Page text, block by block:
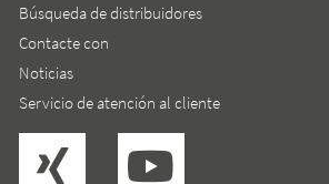
Búsqueda de distribuidores
Contacte con
Noticias
Servicio de atención al cliente